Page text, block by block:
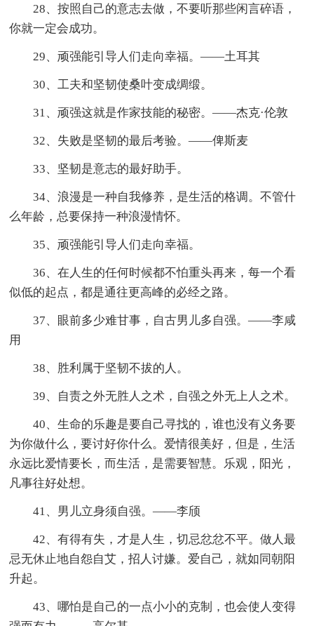
28、按照自己的意志去做，不要听那些闲言碎语，
你就一定会成功。
29、顽强能引导人们走向幸福。——土耳其
30、工夫和坚韧使桑叶变成绸缎。
31、顽强这就是作家技能的秘密。——杰克·伦敦
32、失败是坚韧的最后考验。——俾斯麦
33、坚韧是意志的最好助手。
34、浪漫是一种自我修养，是生活的格调。不管什
么年龄，总要保持一种浪漫情怀。
35、顽强能引导人们走向幸福。
36、在人生的任何时候都不怕重头再来，每一个看
似低的起点，都是通往更高峰的必经之路。
37、眼前多少难甘事，自古男儿多自强。——李咸
用
38、胜利属于坚韧不拔的人。
39、自责之外无胜人之术，自强之外无上人之术。
40、生命的乐趣是要自己寻找的，谁也没有义务要
为你做什么，要讨好你什么。爱情很美好，但是，生活
永远比爱情要长，而生活，是需要智慧。乐观，阳光，
凡事往好处想。
41、男儿立身须自强。——李颀
42、有得有失，才是人生，切忌忿忿不平。做人最
忌无休止地自怨自艾，招人讨嫌。爱自己，就如同朝阳
升起。
43、哪怕是自己的一点小小的克制，也会使人变得